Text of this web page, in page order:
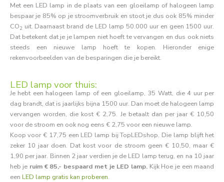
Met een LED lamp in de plaats van een gloeilamp of halogeen lamp
bespaar je 85% op je stroomverbruik en stoot je dus ook 85% minder
CO2 uit. Daarnaast brand de LED lamp 50.000 uur en geen 1500 uur.
Dat betekent dat je je lampen niet hoeft te vervangen en dus ook niets
steeds een nieuwe lamp hoeft te kopen. Hieronder enige
rekenvoorbeelden van de besparingen die je bereikt.
LED lamp voor thuis:
Je hebt een halogeen lamp of een gloeilamp, 35 Watt, die 4 uur per
dag brandt, dat is jaarlijks bijna 1500 uur. Dan moet de halogeen lamp
vervangen worden, die kost € 2,75. Je betaalt dan per jaar € 10,50
voor de stroom en ook nog eens € 2,75 voor een nieuwe lamp.
Koop voor € 17,75 een LED lamp bij TopLEDshop. Die lamp blijft het
zeker 10 jaar doen. Dat kost voor de stroom geen € 10,50, maar €
1,90 per jaar. Binnen 2 jaar verdien je de LED lamp terug, en na 10 jaar
heb je ruim € 85,- bespaard met je LED lamp.Kijk Hoe je een maand
een LED lamp gratis kan proberen.